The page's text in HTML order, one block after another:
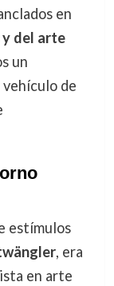
en
del arte
un
de
estímulos
, era
en arte